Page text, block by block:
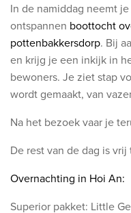
In de namiddag neemt
ontspannen boottocht
pottenbakkersdorp. Bij
en krijg je een inkijk in
bewoners. Je ziet stap
wordt gemaakt, van
Na het bezoek vaar je
De rest van de dag is
Overnachting in Hoi An:
Superior pakket: Little